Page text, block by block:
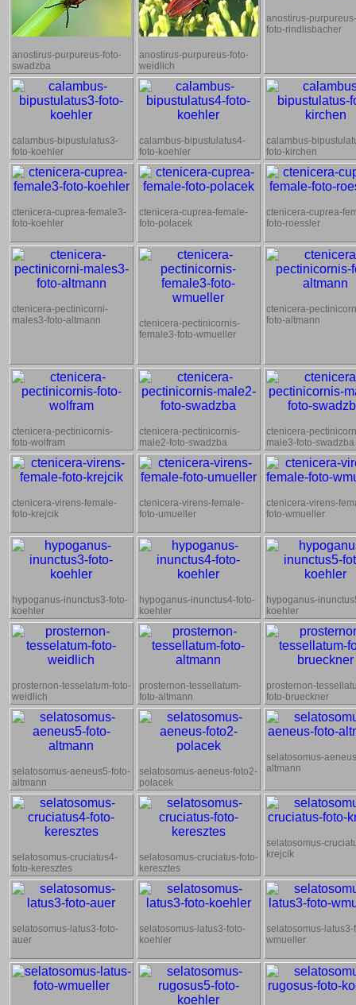
anostirus-purpureus-foto-
swadzba
anostirus-purpureus-foto-
weidlich
anostirus-
foto-rindlisbacher
calambus-bipustulatus3-
foto-koehler
calambus-bipustulatus4-
foto-koehler
calambus-
foto-kirchen
ctenicera-cuprea-female3-
foto-koehler
ctenicera-cuprea-female-
foto-polacek
ctenicera-cuprea-
foto-roessler
ctenicera-pectinicorni-
males3-foto-altmann
ctenicera-pectinicornis-
female3-foto-wmueller
ctenicera-
foto-altmann
ctenicera-pectinicornis-
foto-wolfram
ctenicera-pectinicornis-
male2-foto-swadzba
ctenicera-
male3-foto-swadzba
ctenicera-virens-female-
foto-krejcik
ctenicera-virens-female-
foto-umueller
ctenicera-virens-
foto-wmueller
hypoganus-inunctus3-foto-
koehler
hypoganus-inunctus4-foto-
koehler
hypoganus-
koehler
prosternon-tesselatum-foto-
weidlich
prosternon-tessellatum-
foto-altmann
prosternon-
foto-brueckner
selatosomus-aeneus5-foto-
altmann
selatosomus-aeneus-foto2-
polacek
selatosomus-
altmann
selatosomus-cruciatus4-
foto-keresztes
selatosomus-cruciatus-foto-
keresztes
selatosomus-
krejcik
selatosomus-latus3-foto-
auer
selatosomus-latus3-foto-
koehler
selatosomus-latus3-
wmueller